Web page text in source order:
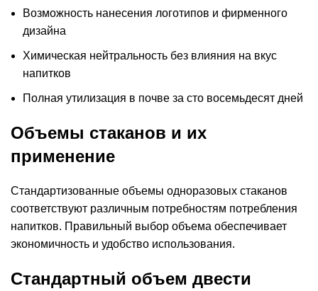
Возможность нанесения логотипов и фирменного
дизайна
Химическая нейтральность без влияния на вкус
напитков
Полная утилизация в почве за сто восемьдесят дней
Объемы стаканов и их
применение
Стандартизованные объемы одноразовых стаканов
соответствуют различным потребностям потребления
напитков. Правильный выбор объема обеспечивает
экономичность и удобство использования.
Стандартный объем двести